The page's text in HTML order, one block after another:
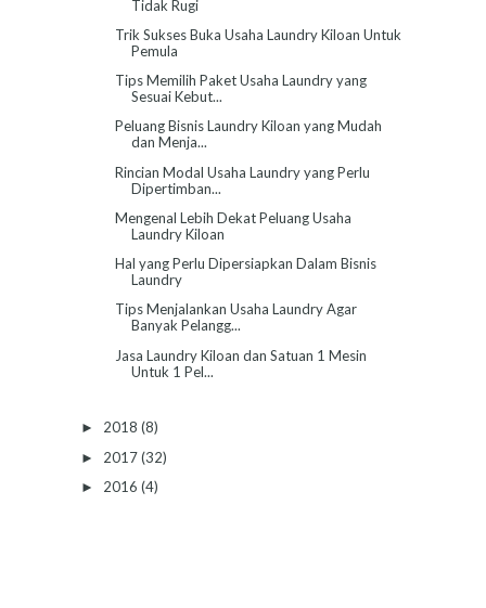
Tidak Rugi
Trik Sukses Buka Usaha Laundry Kiloan Untuk
Pemula
Tips Memilih Paket Usaha Laundry yang
Sesuai Kebut...
Peluang Bisnis Laundry Kiloan yang Mudah
dan Menja...
Rincian Modal Usaha Laundry yang Perlu
Dipertimban...
Mengenal Lebih Dekat Peluang Usaha
Laundry Kiloan
Hal yang Perlu Dipersiapkan Dalam Bisnis
Laundry
Tips Menjalankan Usaha Laundry Agar
Banyak Pelangg...
Jasa Laundry Kiloan dan Satuan 1 Mesin
Untuk 1 Pel...
► 2018 (8)
► 2017(32)
► 2016 (4)